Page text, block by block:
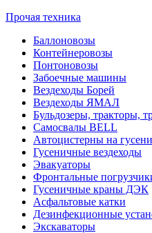
Прочая техника
Баллоновозы
Контейнеровозы
Понтоновозы
Забоечные машины
Вездеходы Борей
Вездеходы ЯМАЛ
Бульдозеры, тракторы,
Самосвалы BELL
Автоцистерны на
Гусеничные вездеходы
Эвакуаторы
Фронтальные
Гусеничные краны ДЭК
Асфальтовые катки
Дезинфекционные
Экскаваторы